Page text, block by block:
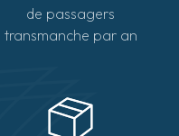
de passagers
transmanche par an